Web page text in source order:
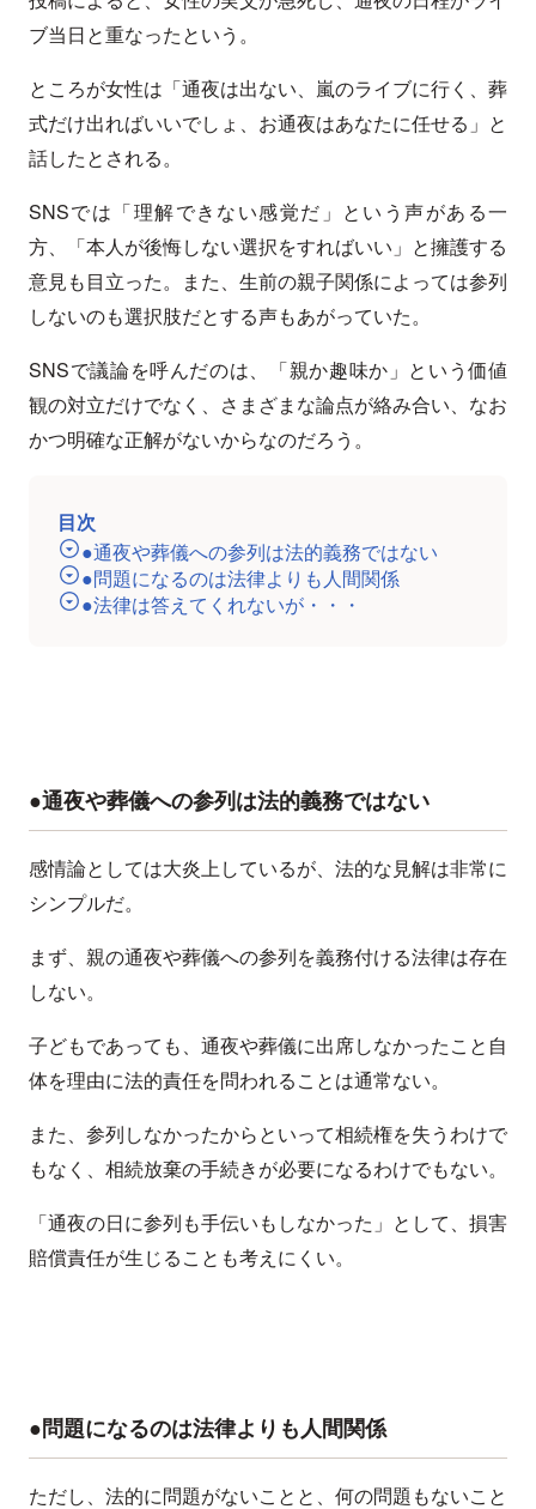
ブ当日と重なったという。
ところが女性は「通夜は出ない、嵐のライブに行く、葬
式だけ出ればいいでしょ、お通夜はあなたに任せる」と
話したとされる。
SNSでは「理解できない感覚だ」という声がある一
方、「本人が後悔しない選択をすればいい」と擁護する
意見も目立った。また、生前の親子関係によっては参列
しないのも選択肢だとする声もあがっていた。
SNSで議論を呼んだのは、「親か趣味か」という価値
観の対立だけでなく、さまざまな論点が絡み合い、なお
かつ明確な正解がないからなのだろう。
目次
●通夜や葬儀への参列は法的義務ではない
●問題になるのは法律よりも人間関係
●法律は答えてくれないが・・・
●通夜や葬儀への参列は法的義務ではない
感情論としては大炎上しているが、法的な見解は非常に
シンプルだ。
まず、親の通夜や葬儀への参列を義務付ける法律は存在
しない。
子どもであっても、通夜や葬儀に出席しなかったこと自
体を理由に法的責任を問われることは通常ない。
また、参列しなかったからといって相続権を失うわけで
もなく、相続放棄の手続きが必要になるわけでもない。
「通夜の日に参列も手伝いもしなかった」として、損害
賠償責任が生じることも考えにくい。
●問題になるのは法律よりも人間関係
ただし、法的に問題がないことと、何の問題もないこと